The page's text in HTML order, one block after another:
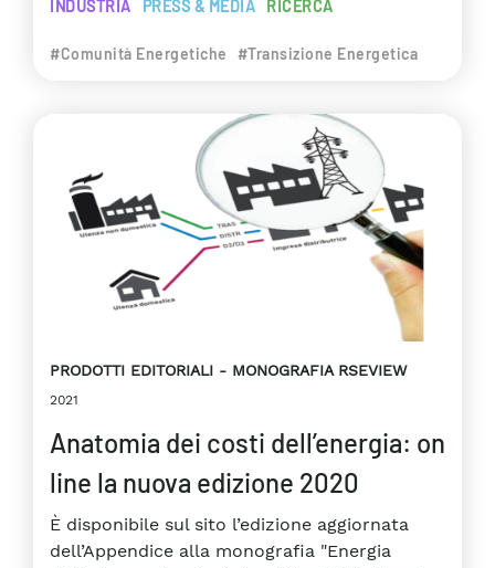
INDUSTRIA PRESS & MEDIA RICERCA
#Comunità Energetiche #Transizione Energetica
PRODOTTI EDITORIALI MONOGRAFIA RSEVIEW
2021
Anatomia dei costi dell’energia: on
line la nuova edizione 2020
È disponibile sul sito l’edizione aggiornata
dell’Appendice alla monografia "Energia